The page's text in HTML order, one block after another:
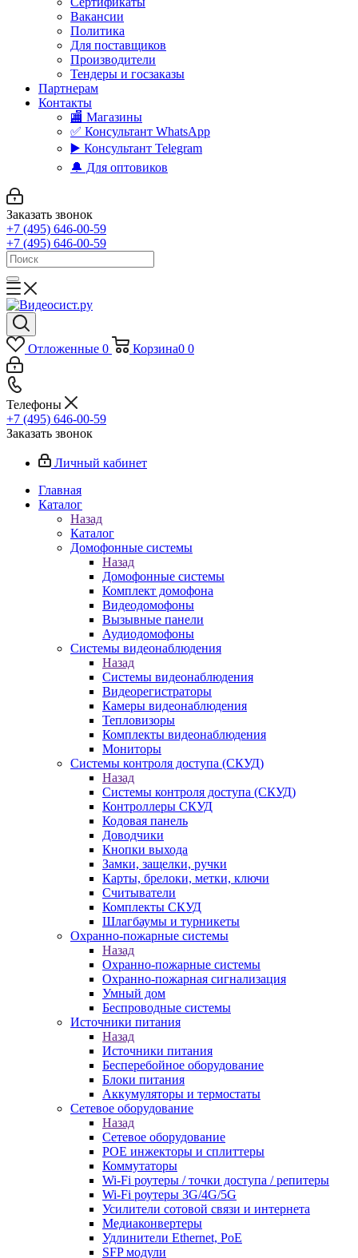
Вакансии
Политика
Для поставщиков
Производители
Тендеры и госзаказы
Партнерам
Контакты
🏬 Магазины
✅️ Консультант WhatsApp
▶️ Консультант Telegram
🔔 Для оптовиков
Заказать звонок
+7 (495) 646-00-59
+7 (495) 646-00-59
Отложенные 0 Корзина0 0
Телефоны
+7 (495) 646-00-59
Заказать звонок
Личный кабинет
Главная
Каталог
Назад
Каталог
Домофонные системы
Назад
Домофонные системы
Комплект домофона
Видеодомофоны
Вызывные панели
Аудиодомофоны
Системы видеонаблюдения
Назад
Системы видеонаблюдения
Видеорегистраторы
Камеры видеонаблюдения
Тепловизоры
Комплекты видеонаблюдения
Мониторы
Системы контроля доступа (СКУД)
Назад
Системы контроля доступа (СКУД)
Контроллеры СКУД
Кодовая панель
Доводчики
Кнопки выхода
Замки, защелки, ручки
Карты, брелоки, метки, ключи
Считыватели
Комплекты СКУД
Шлагбаумы и турникеты
Охранно-пожарные системы
Назад
Охранно-пожарные системы
Охранно-пожарная сигнализация
Умный дом
Беспроводные системы
Источники питания
Назад
Источники питания
Бесперебойное оборудование
Блоки питания
Аккумуляторы и термостаты
Сетевое оборудование
Назад
Сетевое оборудование
POE инжекторы и сплиттеры
Коммутаторы
Wi-Fi роутеры / точки доступа / репитеры
Wi-Fi роутеры 3G/4G/5G
Усилители сотовой связи и интернета
Медиаконвертеры
Удлинители Ethernet, PoE
SFP модули